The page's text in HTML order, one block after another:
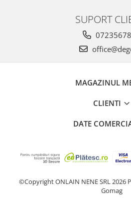
SUPORT
MAGAZINUL
CLIENTI
DATE
©Copyright ONLAIN NENE SRL 2026
Gomag